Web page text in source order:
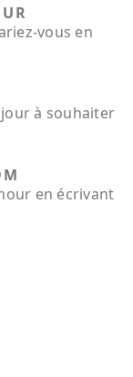
vous en
à souhaiter
en écrivant